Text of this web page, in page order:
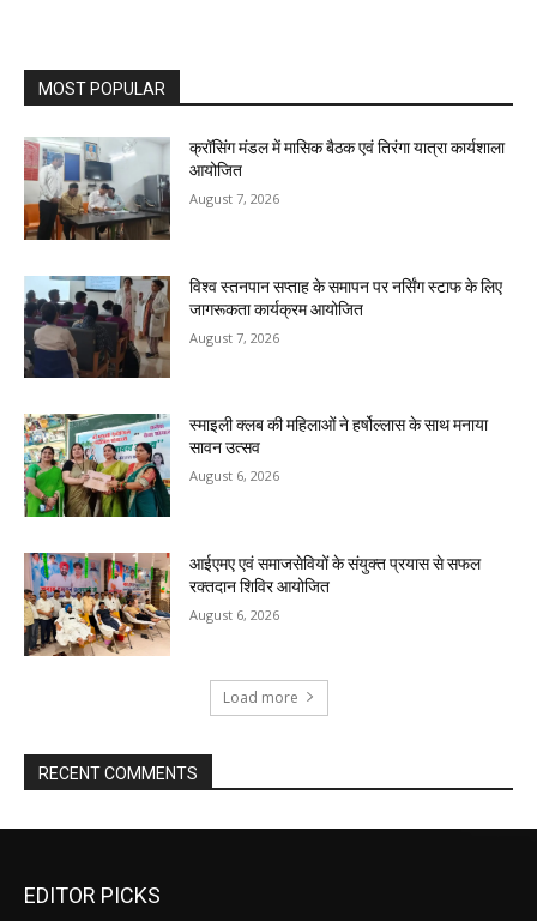
MOST POPULAR
क्रॉसिंग मंडल में मासिक बैठक एवं तिरंगा यात्रा कार्यशाला
आयोजित
August 7, 2026
विश्व स्तनपान सप्ताह के समापन पर नर्सिंग स्टाफ के लिए
जागरूकता कार्यक्रम आयोजित
August 7, 2026
स्माइली क्लब की महिलाओं ने हर्षोल्लास के साथ मनाया
सावन उत्सव
August 6, 2026
आईएमए एवं समाजसेवियों के संयुक्त प्रयास से सफल
रक्तदान शिविर आयोजित
August 6, 2026
Load more
RECENT COMMENTS
EDITOR PICKS